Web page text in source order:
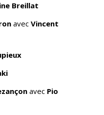
Breillat
avec Vincent
avec Pio